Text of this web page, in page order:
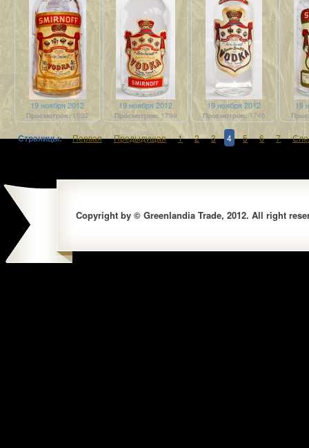
19 ноября 2012
Просмотров:1802
19 ноября 2012
Просмотров:1799
19 ноября 2012
Просмотров:1746
19
Страницы: Первая Предыдущая 1 2 3 4 5 6 7
Copyright by © Greenlandia Trade, 2012. All right